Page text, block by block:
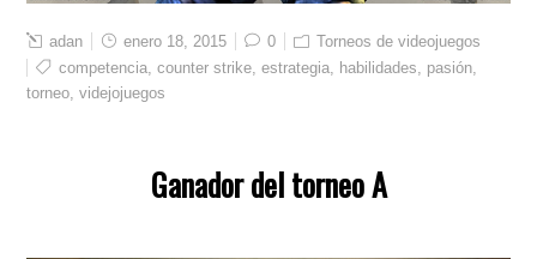
adan enero 18, 2015 0
Torneos de videojuegos
competencia,counter strike,estrategia, habilidades, pasión,
torneo,videjojuegos
Ganador del torneo A